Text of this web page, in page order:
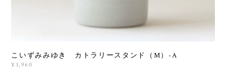
こいずみみゆき カトラリースタンド（M）-A
¥3,960